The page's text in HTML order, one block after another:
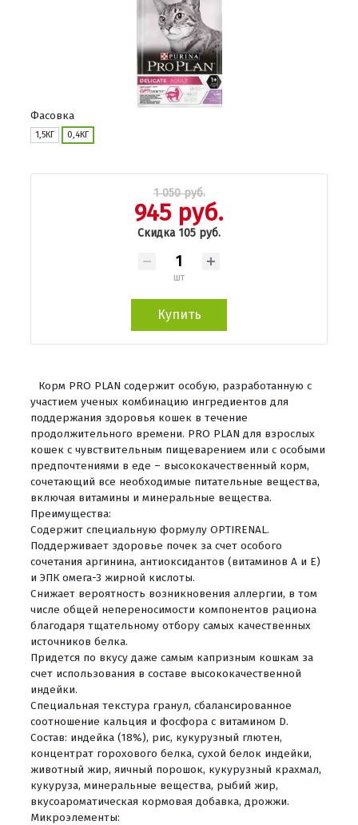
Фасовка
1,5КГ 0,4КГ
1 050 руб.
945 руб.
Скидка 105 руб.
шт
Купить
Корм PRO PLAN содержит особую, разработанную с
участием ученых комбинацию ингредиентов для
поддержания здоровья кошек в течение
продолжительного времени. PRO PLAN для взрослых
кошек с чувствительным пищеварением или с особыми
предпочтениями в еде – высококачественный корм,
сочетающий все необходимые питательные вещества,
включая витамины и минеральные вещества.
Преимущества:
Содержит специальную формулу OPTIRENAL.
Поддерживает здоровье почек за счет особого
сочетания аргинина, антиоксидантов (витаминов А и Е)
и ЭПК омега-3 жирной кислоты.
Снижает вероятность возникновения аллергии, в том
числе общей непереносимости компонентов рациона
благодаря тщательному отбору самых качественных
источников белка.
Придется по вкусу даже самым капризным кошкам за
счет использования в составе высококачественной
индейки.
Специальная текстура гранул, сбалансированное
соотношение кальция и фосфора с витамином D.
Состав: индейка (18%), рис, кукурузный глютен,
концентрат горохового белка, сухой белок индейки,
животный жир, яичный порошок, кукурузный крахмал,
кукуруза, минеральные вещества, рыбий жир,
вкусоароматическая кормовая добавка, дрожжи.
Микроэлементы: